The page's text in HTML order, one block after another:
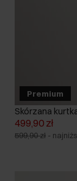
Premium
Skórzana
499,90 zł
599,90 zł -